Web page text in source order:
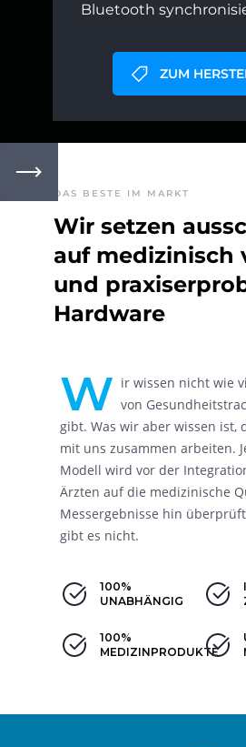
Bluetooth
ZUM
DAS BESTE IM MARKT
Wir setzen
auf medizinisch
und
Hardware
W ir wissen nicht wie
von
gibt. Was wir aber wissen ist,
mit uns zusammen arbeiten.
Modell wird vor der
Ärzten auf die medizinische
Messergebnisse hin
gibt es nicht.
100%
UNABHÄNGIG
100%
MEDIZINPRODUKTE